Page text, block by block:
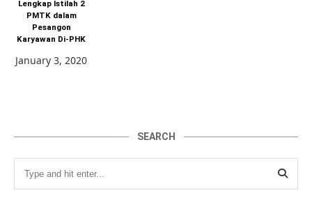
Lengkap Istilah 2
PMTK dalam
Pesangon
Karyawan Di-PHK
January 3, 2020
SEARCH